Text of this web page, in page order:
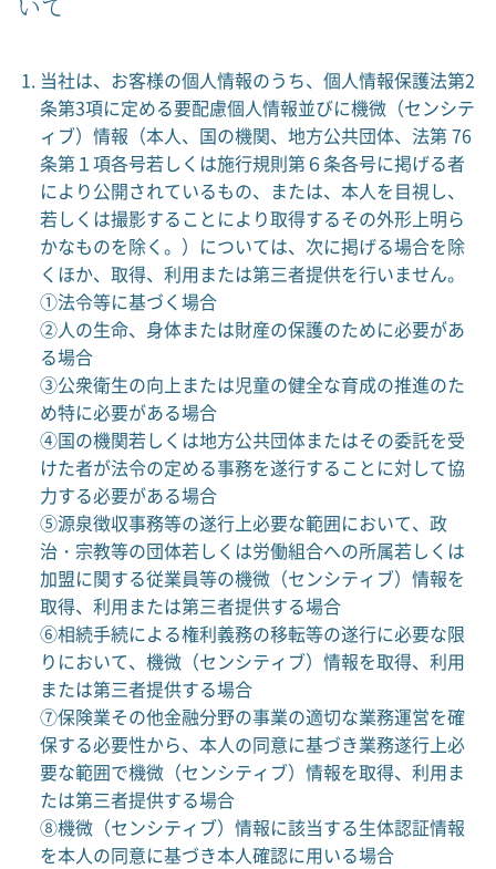
当社は、お客様の個人情報のうち、個人情報保護法第2
条第3項に定める要配慮個人情報並びに機微（センシテ
ィブ）情報（本人、国の機関、地方公共団体、法第 76
条第１項各号若しくは施行規則第６条各号に掲げる者
により公開されているもの、または、本人を目視し、
若しくは撮影することにより取得するその外形上明ら
かなものを除く。）については、次に掲げる場合を除
くほか、取得、利用または第三者提供を行いません。
①法令等に基づく場合
②人の生命、身体または財産の保護のために必要があ
る場合
③公衆衛生の向上または児童の健全な育成の推進のた
め特に必要がある場合
④国の機関若しくは地方公共団体またはその委託を受
けた者が法令の定める事務を遂行することに対して協
力する必要がある場合
⑤源泉徴収事務等の遂行上必要な範囲において、政
治・宗教等の団体若しくは労働組合への所属若しくは
加盟に関する従業員等の機微（センシティブ）情報を
取得、利用または第三者提供する場合
⑥相続手続による権利義務の移転等の遂行に必要な限
りにおいて、機微（センシティブ）情報を取得、利用
または第三者提供する場合
⑦保険業その他金融分野の事業の適切な業務運営を確
保する必要性から、本人の同意に基づき業務遂行上必
要な範囲で機微（センシティブ）情報を取得、利用ま
たは第三者提供する場合
⑧機微（センシティブ）情報に該当する生体認証情報
を本人の同意に基づき本人確認に用いる場合